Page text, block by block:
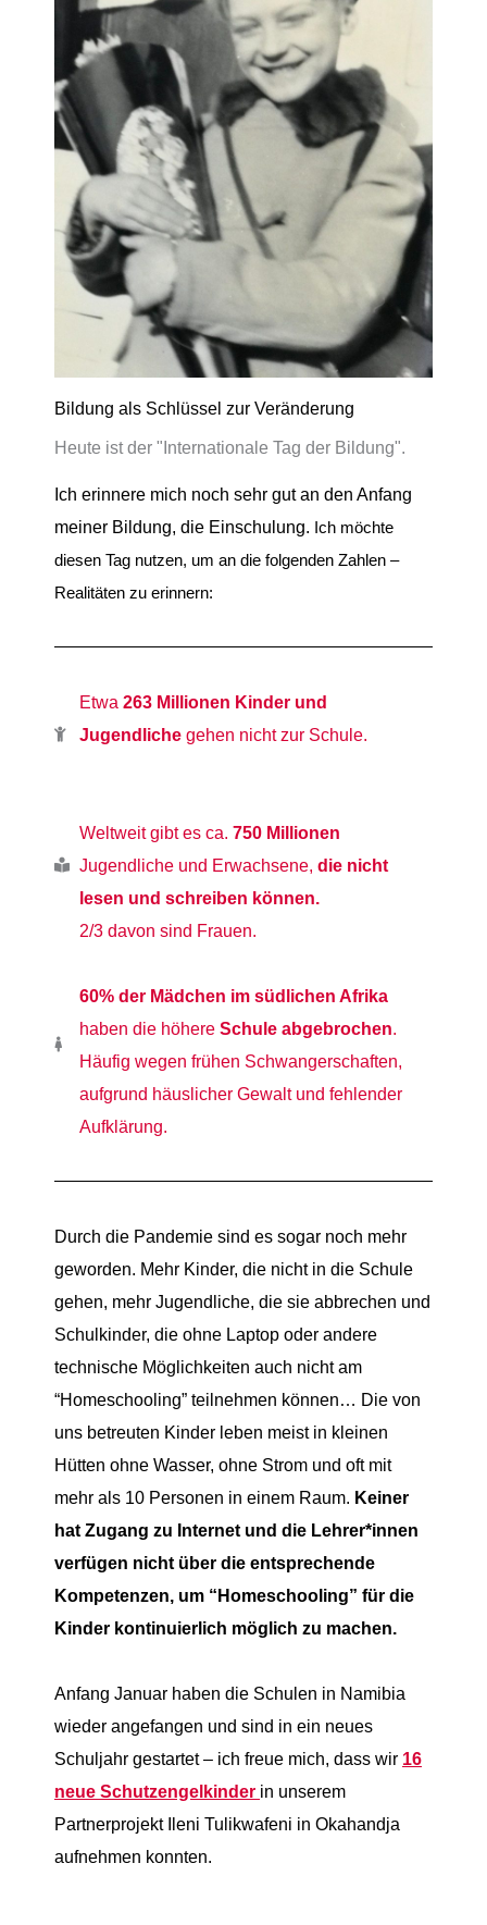
Bildung als Schlüssel zur Veränderung
Heute ist der "Internationale Tag der Bildung".
Ich erinnere mich noch sehr gut an den Anfang
meiner Bildung, die Einschulung. Ich möchte
diesen Tag nutzen, um an die folgenden Zahlen –
Realitäten zu erinnern:
Etwa 263 Millionen Kinder und
Jugendlichegehen nicht zur Schule.
Weltweit gibt es ca. 750 Millionen
Jugendliche und Erwachsene, die nicht
lesen und schreiben können.
2/3 davon sind Frauen.
60% der Mädchen im südlichen Afrika
haben die höhere Schule abgebrochen.
Häufig wegen frühen Schwangerschaften,
aufgrund häuslicher Gewalt und fehlender
Aufklärung.
Durch die Pandemie sind es sogar noch mehr
geworden. Mehr Kinder, die nicht in die Schule
gehen, mehr Jugendliche, die sie abbrechen und
Schulkinder, die ohne Laptop oder andere
technische Möglichkeiten auch nicht am
“Homeschooling” teilnehmen können… Die von
uns betreuten Kinder leben meist in kleinen
Hütten ohne Wasser, ohne Strom und oft mit
mehr als 10 Personen in einem Raum. Keiner
hat Zugang zu Internet und die Lehrer*innen
verfügen nicht über die entsprechende
Kompetenzen, um “Homeschooling” für die
Kinder kontinuierlich möglich zu machen.
Anfang Januar haben die Schulen in Namibia
wieder angefangen und sind in ein neues
Schuljahr gestartet – ich freue mich, dass wir 16
neue Schutzengelkinder in unserem
Partnerprojekt Ileni Tulikwafeni in Okahandja
aufnehmen konnten.